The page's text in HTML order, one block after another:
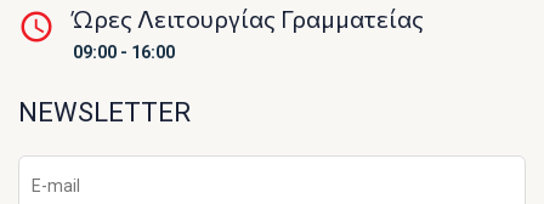
Ώρες Λειτουργίας Γραμματείας
09:00 - 16:00
NEWSLETTER